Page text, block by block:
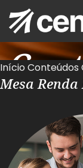
to
content
Início Conteúdos
Mesa Renda